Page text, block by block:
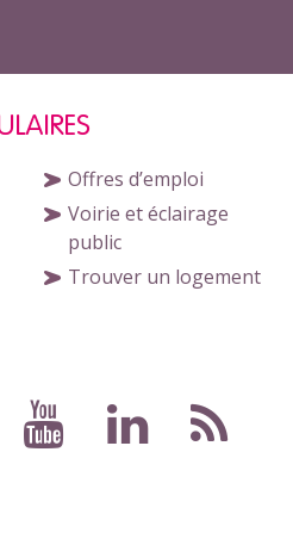
Offres d’emploi
Voirie et éclairage
public
Trouver un logement